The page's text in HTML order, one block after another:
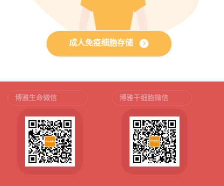
成人免疫细胞存储
博雅生命微信 博雅干细胞微信